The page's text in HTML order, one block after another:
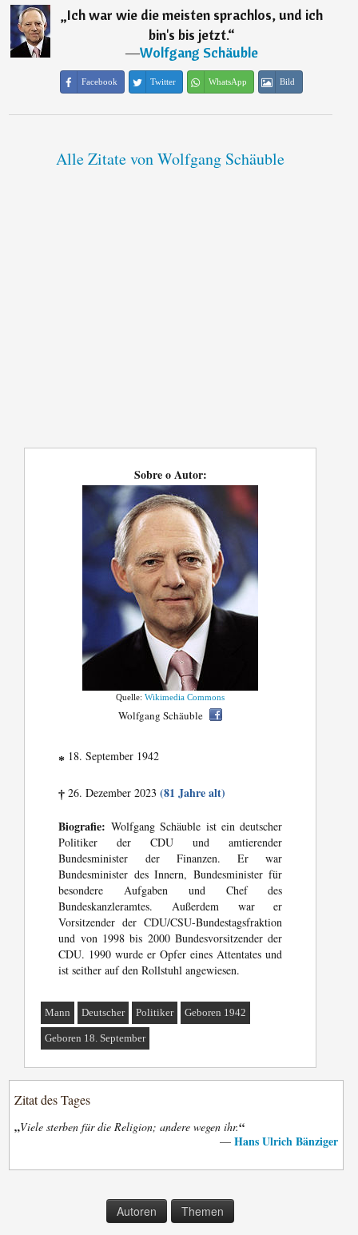
„Ich war wie die meisten sprachlos, und ich
bin's bis jetzt.“
―Wolfgang Schäuble
Facebook Twitter WhatsApp Bild
Alle Zitate von Wolfgang Schäuble
Sobre o Autor:
Quelle:Wikimedia Commons
Wolfgang Schäuble
* 18. September 1942
† 26. Dezember 2023(81 Jahre alt)
Biografie: Wolfgang Schäuble ist ein deutscher
Politiker der CDU und amtierender
Bundesminister der Finanzen. Er war
Bundesminister des Innern, Bundesminister für
besondere Aufgaben und Chef des
Bundeskanzleramtes. Außerdem war er
Vorsitzender der CDU/CSU-Bundestagsfraktion
und von 1998 bis 2000 Bundesvorsitzender der
CDU. 1990 wurde er Opfer eines Attentates und
ist seither auf den Rollstuhl angewiesen.
Mann Deutscher Politiker Geboren 1942
Geboren 18. September
Zitat des Tages
„Viele sterben für die Religion; andere wegen ihr.“
— Hans Ulrich Bänziger
Autoren Themen